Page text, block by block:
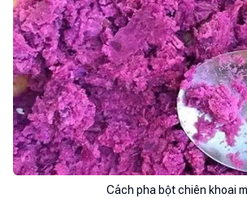
Cách pha bột chiên khoai